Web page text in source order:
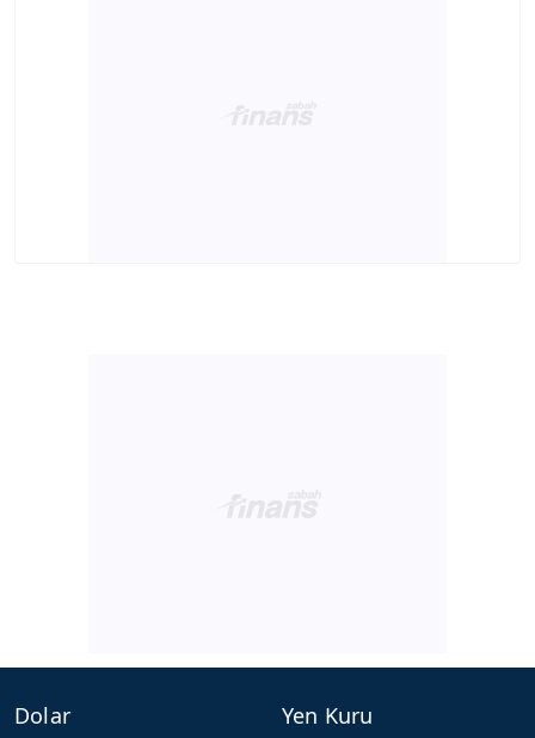
Dolar
Yen Kuru